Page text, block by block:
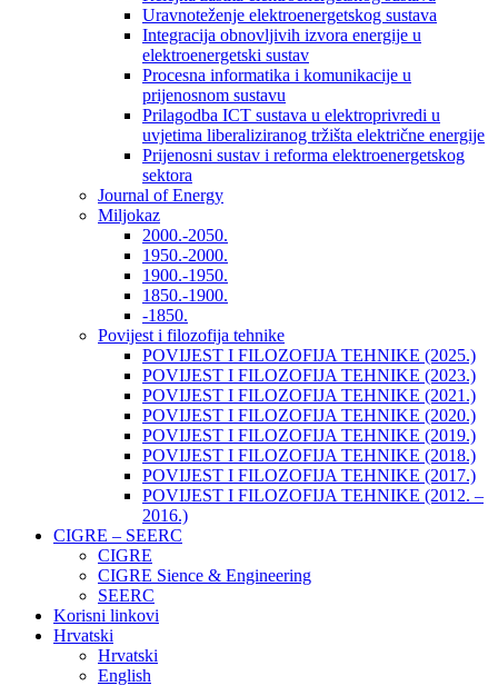
Uravnoteženje elektroenergetskog sustava
Integracija obnovljivih izvora energije u
elektroenergetski sustav
Procesna informatika i komunikacije u
prijenosnom sustavu
Prilagodba ICT sustava u elektroprivredi u
uvjetima liberaliziranog tržišta električne energije
Prijenosni sustav i reforma elektroenergetskog
sektora
Journal of Energy
Miljokaz
2000.-2050.
1950.-2000.
1900.-1950.
1850.-1900.
-1850.
Povijest i filozofija tehnike
POVIJEST I FILOZOFIJA TEHNIKE (2025.)
POVIJEST I FILOZOFIJA TEHNIKE (2023.)
POVIJEST I FILOZOFIJA TEHNIKE (2021.)
POVIJEST I FILOZOFIJA TEHNIKE (2020.)
POVIJEST I FILOZOFIJA TEHNIKE (2019.)
POVIJEST I FILOZOFIJA TEHNIKE (2018.)
POVIJEST I FILOZOFIJA TEHNIKE (2017.)
POVIJEST I FILOZOFIJA TEHNIKE (2012. –
2016.)
CIGRE – SEERC
CIGRE
CIGRE Sience & Engineering
SEERC
Korisni linkovi
Hrvatski
Hrvatski
English